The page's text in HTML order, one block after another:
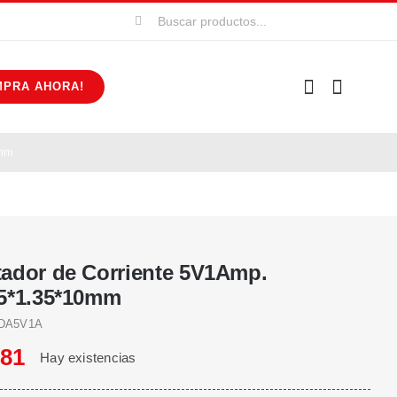
Buscar:
AHORA!
de Corriente 5V1Amp.
Hay existencias